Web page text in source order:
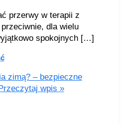
przerwy w terapii z
dla wielu
spokojnych […]
zimą? – bezpieczne
Przeczytaj wpis »